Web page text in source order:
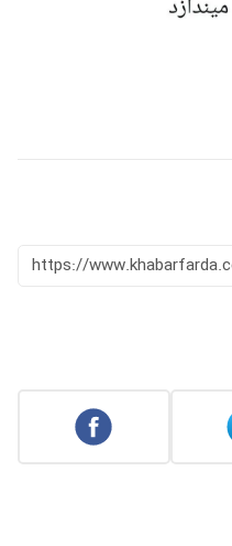
https://